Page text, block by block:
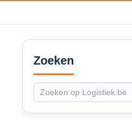
Secondary
Sidebar
Zoeken